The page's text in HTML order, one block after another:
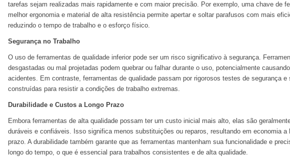
tarefas sejam realizadas mais rapidamente e com maior precisão. Por exemplo, uma chave de
melhor ergonomia e material de alta resistência permite apertar e soltar parafusos com mais
reduzindo o tempo de trabalho e o esforço físico.
Segurança no Trabalho
O uso de ferramentas de qualidade inferior pode ser um risco significativo à segurança.
desgastadas ou mal projetadas podem quebrar ou falhar durante o uso, potencialmente causando
acidentes. Em contraste, ferramentas de qualidade passam por rigorosos testes de segurança e
construídas para resistir a condições de trabalho extremas.
Durabilidade e Custos a Longo Prazo
Embora ferramentas de alta qualidade possam ter um custo inicial mais alto, elas são
duráveis e confiáveis. Isso significa menos substituições ou reparos, resultando em economia a
prazo. A durabilidade também garante que as ferramentas mantenham sua funcionalidade e
longo do tempo, o que é essencial para trabalhos consistentes e de alta qualidade.